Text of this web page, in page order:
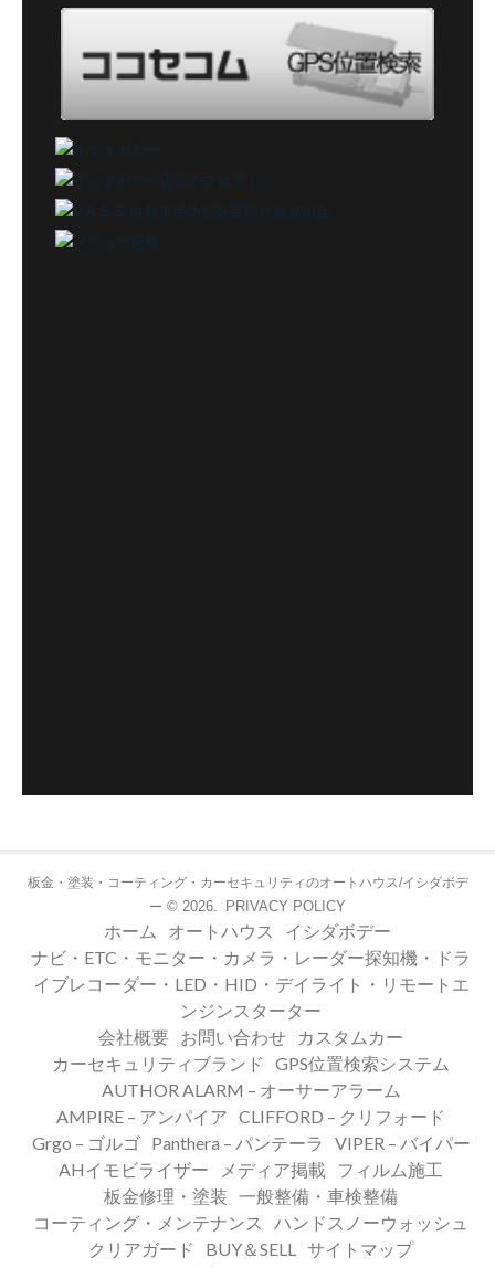
板金・塗装・コーティング・カーセキュリティのオートハウス/イシダボデ
ー © 2026. PRIVACY POLICY
ホーム オートハウス
イシダボデー
ナビ・ETC・モニター・カメラ・レーダー探知機・ドラ
イブレコーダー・LED・HID・デイライト・リモートエ
ンジンスターター
会社概要
お問い合わせ
カスタムカー
カーセキュリティブランド
GPS位置検索システム
AUTHOR ALARM – オーサーアラーム
AMPIRE – アンパイア CLIFFORD – クリフォード
Grgo – ゴルゴ
Panthera – パンテーラ
VIPER – バイパー
AHイモビライザー
メディア掲載
フィルム施工
板金修理・塗装 一般整備・車検整備
コーティング・メンテナンス
ハンドスノーウォッシュ
クリアガード
BUY＆SELL
サイトマップ